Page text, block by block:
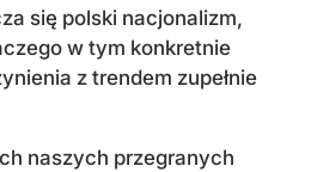
się polski nacjonalizm,
w tym konkretnie
z trendem zupełnie
naszych przegranych